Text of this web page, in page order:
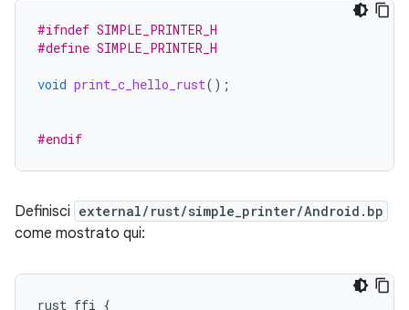
#ifndef SIMPLE_PRINTER_H
#define SIMPLE_PRINTER_H
void print_c_hello_rust();
#endif
Definisci external/rust/simple_printer/Android.bp
come mostrato qui:
rust_ffi {